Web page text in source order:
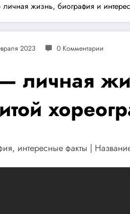
жизнь, биография и
2023 0 Комментарии
личная